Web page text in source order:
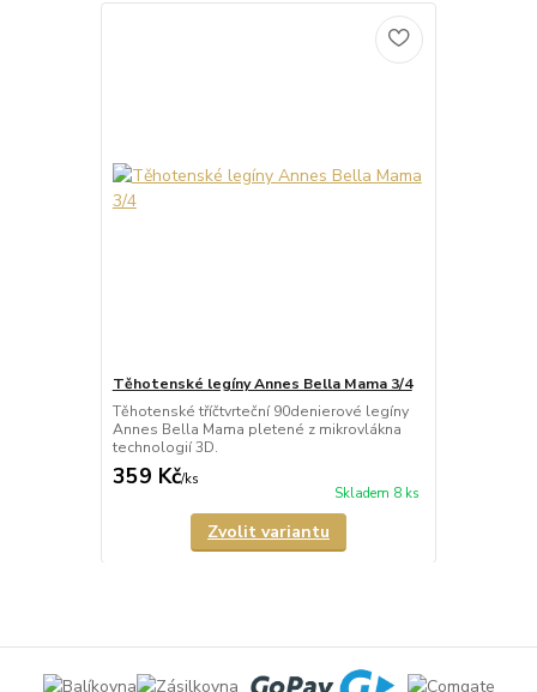
Těhotenské legíny Annes Bella Mama 3/4
Těhotenské tříčtvrteční 90denierové legíny
Annes Bella Mama pletené z mikrovlákna
technologií 3D.
359 Kč/ks
Skladem 8 ks
Zvolit variantu